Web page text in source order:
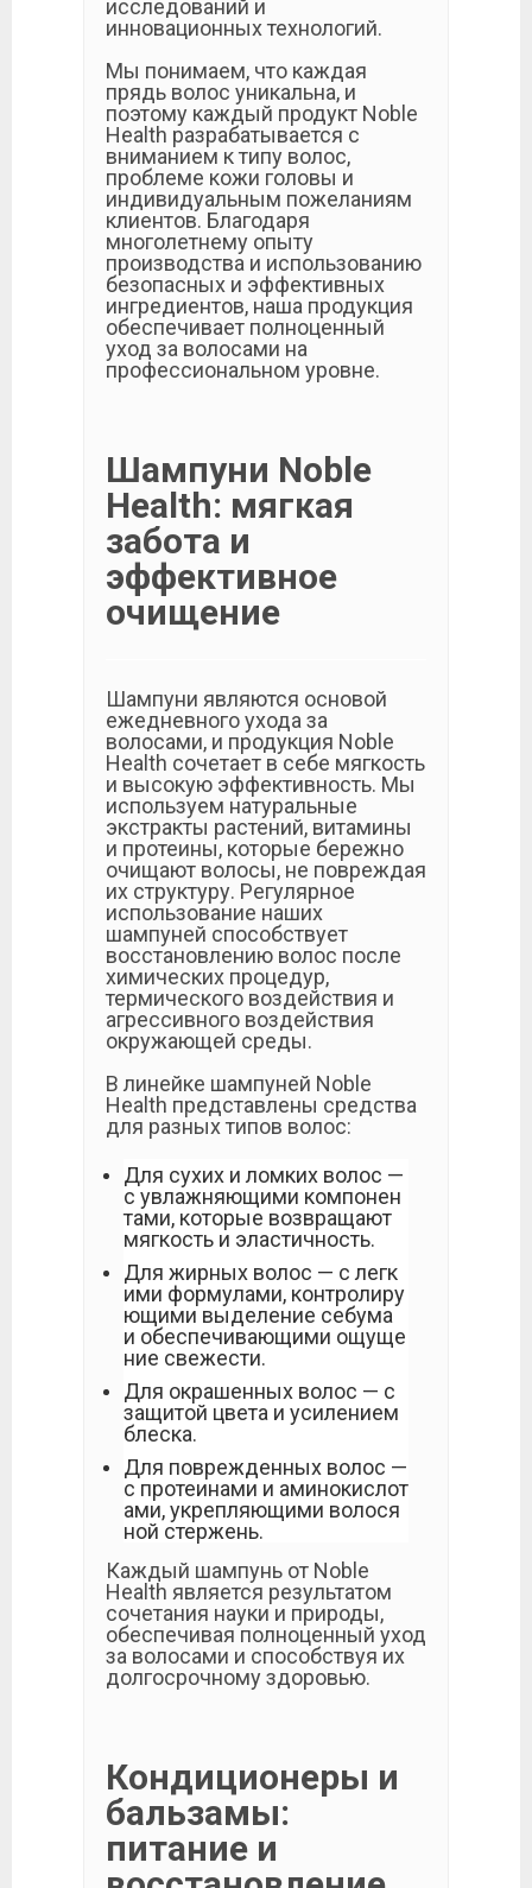
исследований и
инновационных технологий.
Мы понимаем, что каждая
прядь волос уникальна, и
поэтому каждый продукт Noble
Health разрабатывается с
вниманием к типу волос,
проблеме кожи головы и
индивидуальным пожеланиям
клиентов. Благодаря
многолетнему опыту
производства и использованию
безопасных и эффективных
ингредиентов, наша продукция
обеспечивает полноценный
уход за волосами на
профессиональном уровне.
Шампуни Noble
Health: мягкая
забота и
эффективное
очищение
Шампуни являются основой
ежедневного ухода за
волосами, и продукция Noble
Health сочетает в себе мягкость
и высокую эффективность. Мы
используем натуральные
экстракты растений, витамины
и протеины, которые бережно
очищают волосы, не повреждая
их структуру. Регулярное
использование наших
шампуней способствует
восстановлению волос после
химических процедур,
термического воздействия и
агрессивного воздействия
окружающей среды.
В линейке шампуней Noble
Health представлены средства
для разных типов волос:
Для сухих и ломких волос —
с увлажняющими компонен
тами, которые возвращают
мягкость и эластичность.
Для жирных волос — с легк
ими формулами, контролиру
ющими выделение себума
и обеспечивающими ощуще
ние свежести.
Для окрашенных волос — с
защитой цвета и усилением
блеска.
Для поврежденных волос —
с протеинами и аминокислот
ами, укрепляющими волося
ной стержень.
Каждый шампунь от Noble
Health является результатом
сочетания науки и природы,
обеспечивая полноценный уход
за волосами и способствуя их
долгосрочному здоровью.
Кондиционеры и
бальзамы:
питание и